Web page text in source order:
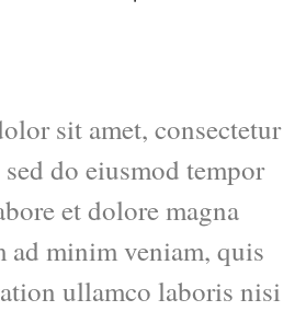
sit amet, consectetur
do eiusmod tempor
et dolore magna
ad minim veniam, quis
ullamco laboris nisi